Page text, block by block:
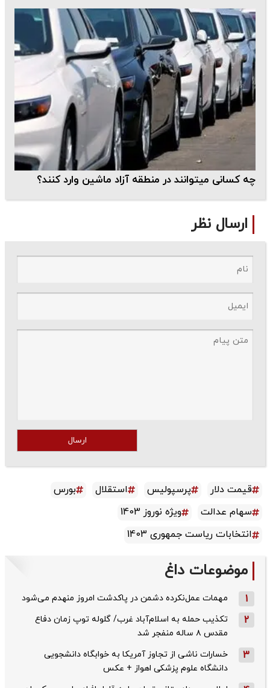
چه کسانی میتوانند در منطقه آزاد ماشین وارد کنند؟
ارسال نظر
ارسال
قیمت دلار پرسپولیس استقلال
بورس
سهام عدالت
ویژه نوروز 1403
انتخابات ریاست جمهوری 1403
موضوعات داغ
1 مهمات عمل‌نکرده دشمن در پاکدشت امروز منهدم می‌شود
2
تکذیب حمله به اسلام‌آباد غرب/ گلوله توپ زمان دفاع
مقدس ۸ ساله منفجر شد
3
خسارات ناشی از تجاوز آمریکا به خوابگاه دانشجویی
دانشگاه علوم پزشکی اهواز + عکس